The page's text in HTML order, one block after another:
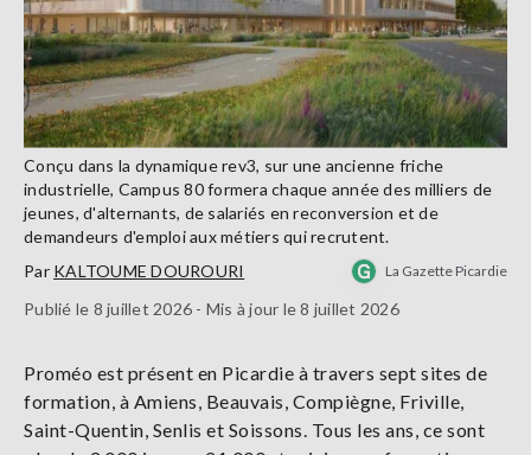
Conçu dans la dynamique rev3, sur une ancienne friche
industrielle, Campus 80 formera chaque année des milliers de
jeunes, d'alternants, de salariés en reconversion et de
demandeurs d'emploi aux métiers qui recrutent.
Par KALTOUME DOUROURI La Gazette Picardie
Publié le 8 juillet 2026 - Mis à jour le 8 juillet 2026
Proméo est présent en Picardie à travers sept sites de
formation, à Amiens, Beauvais, Compiègne, Friville,
Saint-Quentin, Senlis et Soissons. Tous les ans, ce sont